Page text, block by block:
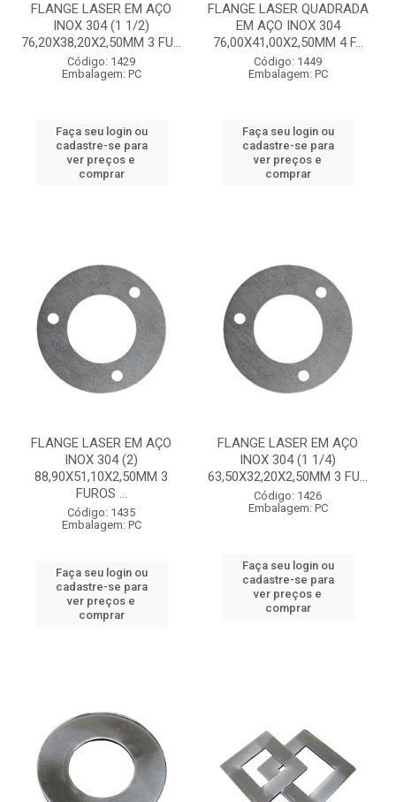
FLANGE LASER EM AÇO
INOX 304 (1 1/2)
76,20X38,20X2,50MM 3 FU...
Código: 1429
Embalagem: PC
Faça seu login ou
cadastre-se para
ver preços e
comprar
FLANGE LASER QUADRADA
EM AÇO INOX 304
76,00X41,00X2,50MM 4 F...
Código: 1449
Embalagem: PC
Faça seu login ou
cadastre-se para
ver preços e
comprar
FLANGE LASER EM AÇO
INOX 304 (2)
88,90X51,10X2,50MM 3
FUROS ...
Código: 1435
Embalagem: PC
Faça seu login ou
cadastre-se para
ver preços e
comprar
FLANGE LASER EM AÇO
INOX 304 (1 1/4)
63,50X32,20X2,50MM 3 FU...
Código: 1426
Embalagem: PC
Faça seu login ou
cadastre-se para
ver preços e
comprar